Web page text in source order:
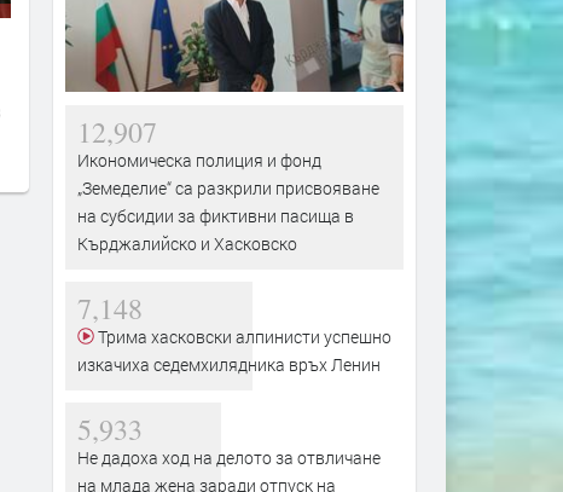
Вярващи в Хасково посрещнаха
Преображение Господне с
освещаване на първото грозде
Не дадоха ход на делото
отвличане на млада
заради отпуск на
12,907
Икономическа полиция и фонд
„Земеделие“ са разкрили присвояване
на субсидии за фиктивни пасища в
Кърджалийско и Хасковско
7,148
Трима хасковски алпинисти успешно
изкачиха седемхилядника връх Ленин
5,933
Не дадоха ход на делото за отвличане
на млада жена заради отпуск на